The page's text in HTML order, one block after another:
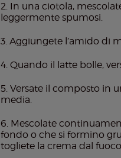
In una ciotola,
leggermente spumosi.
Aggiungete l’amido di
Quando il latte bolle,
Versate il composto in
media.
Mescolate
fondo o che si formino
togliete la crema dal